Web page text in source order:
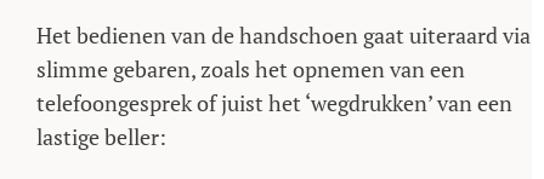
Het bedienen van de handschoen gaat uiteraard via
slimme gebaren, zoals het opnemen van een
telefoongesprek of juist het ‘wegdrukken’ van een
lastige beller: